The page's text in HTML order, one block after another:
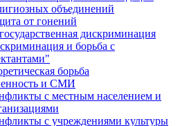
объединений
от гонений
дискриминация
и борьба с
борьба
и СМИ
с местным населением и
с учреждениями культуры